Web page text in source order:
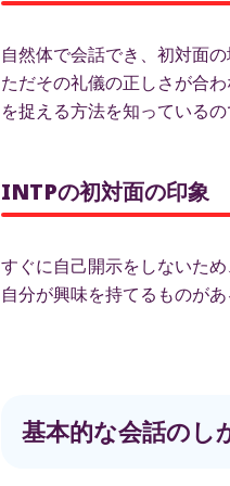
自然体で会話でき、初対面
ただその礼儀の正しさが合
を捉える方法を知っている
INTPの初対面の印象
すぐに自己開示をしないた
自分が興味を持てるものが
基本的な会話のし